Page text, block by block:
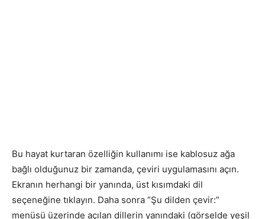
Bu hayat kurtaran özelliğin kullanımı ise kablosuz ağa
bağlı olduğunuz bir zamanda, çeviri uygulamasını açın.
Ekranın herhangi bir yanında, üst kısımdaki dil
seçeneğine tıklayın. Daha sonra “Şu dilden çevir:”
menüsü üzerinde açılan dillerin yanındaki (görselde yeşil